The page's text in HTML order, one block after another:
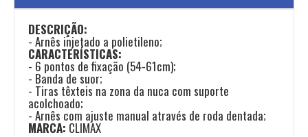
DESCRIÇÃO:
- Arnês injetado a polietileno;
CARACTERÍSTICAS:
- 6 pontos de fixação (54-61cm);
- Banda de suor;
- Tiras têxteis na zona da nuca com suporte
acolchoado;
- Arnês com ajuste manual através de roda dentada;
MARCA: CLIMAX